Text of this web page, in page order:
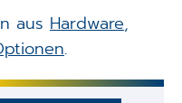
aus Hardware,
.